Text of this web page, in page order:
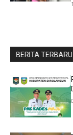
BERITA TERBARU